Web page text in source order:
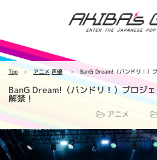
Top アニメ 声優 BanG Dream!（バンドリ！）
BanG Dream!（バンドリ！）プロジ
解禁！
アニメ